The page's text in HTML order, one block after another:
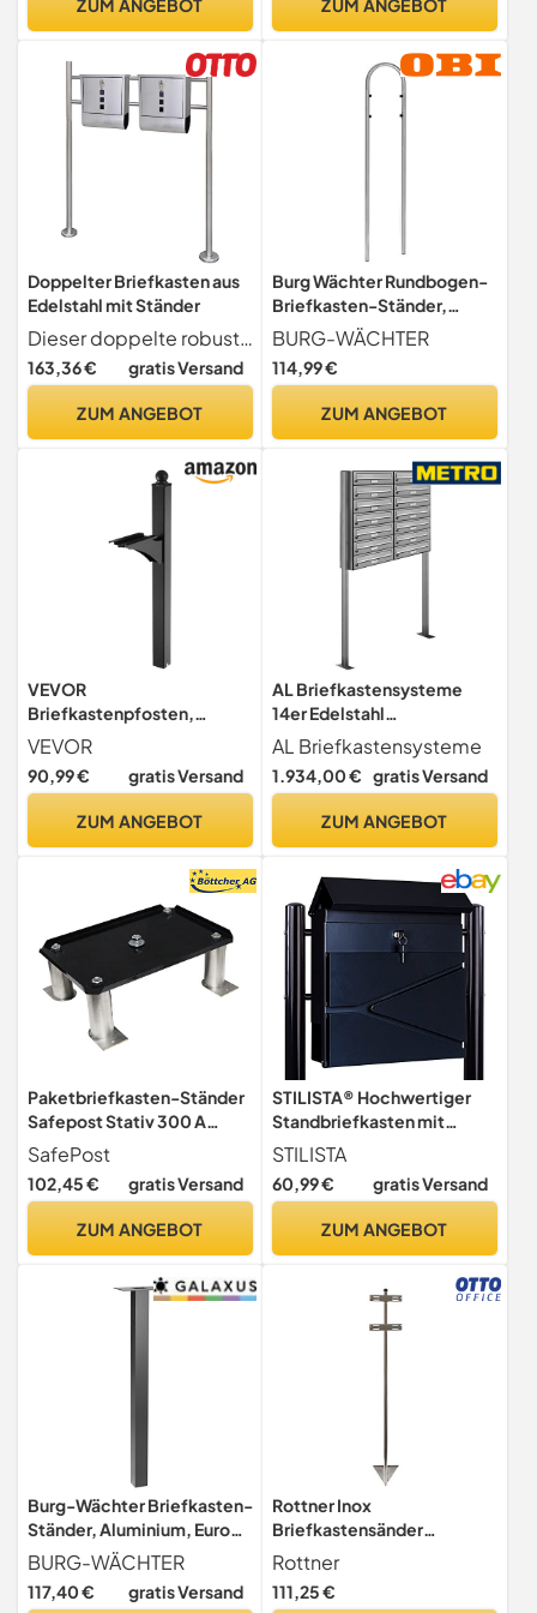
Design modern
Doppelter Briefkasten aus
Edelstahl mit Ständer
Dieser doppelte robuste Edelstahl-Briefkasten hat ein elegantes, modernes Design
163,36 € gratis Versand
ZUM ANGEBOT
Burg Wächter Rundbogen-
Briefkasten-Ständer,
Edelstahl, Nordic 3685 Ni,
Nordic-Ständer 3685 NI,
Silber
BURG-WÄCHTER
114,99 €
ZUM ANGEBOT
VEVOR
Briefkastenpfosten,
1430x540x151 mm,
Aluminium-
Briefkastenständer zur
universeller
Metallpfostenhülsen-Set
für den Außenbereich,
schwarz
VEVOR
90,99 € gratis Versand
ZUM ANGEBOT
AL Briefkastensysteme
14er Edelstahl
Standbriefkasten rostfrei
als 14 Fach
Briefkastenanlage DIN A4 in
Design modern
AL Briefkastensysteme
1.934,00 € gratis Versand
ZUM ANGEBOT
Paketbriefkasten-Ständer
Safepost Stativ 300 A
Edelstahlfuß zum
Aufschrauben
SafePost
102,45 € gratis Versand
ZUM ANGEBOT
STILISTA® Hochwertiger
Standbriefkasten mit
Zeitungsfach mit
Pulverbeschichtung,
Verschiedene Designs
STILISTA
60,99 € gratis Versand
ZUM ANGEBOT
Burg-Wächter Briefkasten-
Ständer, Aluminium, Europa
EST 1 S, Schwarz
BURG-WÄCHTER
117,40 € gratis Versand
Rottner Inox
Briefkastensänder
Edelstahl HxBxT
1705x240x54 mm für alle
Rottner Briefkästen zur
Rottner
111,25 €